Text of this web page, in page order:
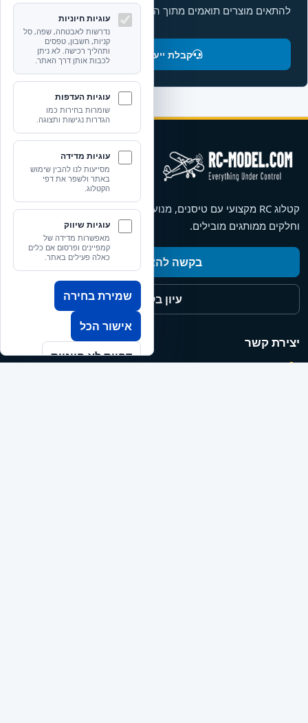
להתאים מוצרים תואמים מתוך הקטלוג.
קבלת ייעוץ והתאמה
קטלוג RC מקצועי עם טיסנים, מנועים, סרווים, מערכות רדיו, סירות
וחלקים ממותגים מובילים.
בקשה להצעת מחיר
עיון בקטלוג
יצירת קשר
+972-9-957-7888
עוגיות חיוניות
נדרשות לאבטחה, שפה, סל
קניות, חשבון, טפסים
ותהליך רכישה. לא ניתן
לכבות אותן דרך האתר.
עוגיות העדפות
שומרות בחירות כמו
הגדרות נגישות ותצוגה.
עוגיות מדידה
מסייעות לנו להבין שימוש
באתר ולשפר את דפי
הקטלוג.
עוגיות שיווק
מאפשרות מדידה של
קמפיינים ופרסום אם כלים
כאלה פעילים באתר.
שמירת בחירה
אישור הכל
דחיית לא חיוניות